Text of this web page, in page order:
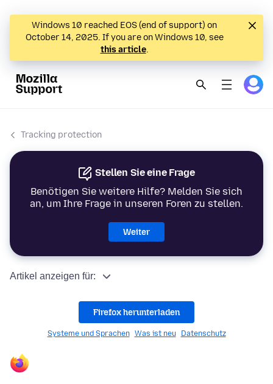
Windows 10 reached EOS (end of support) on
October 14, 2025. If you are on Windows 10, see
this article.
Tracking protection
Stellen Sie eine Frage
Benötigen Sie weitere Hilfe? Melden Sie sich
an, um Ihre Frage in unseren Foren zu stellen.
Weiter
Artikel anzeigen für:
Firefox herunterladen
Systeme und Sprachen Was ist neu Datenschutz